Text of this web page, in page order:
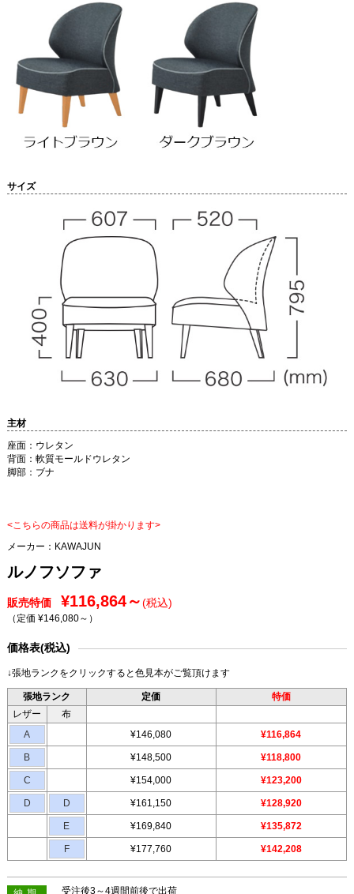
サイズ
主材
座面：ウレタン
背面：軟質モールドウレタン
脚部：ブナ
<こちらの商品は送料が掛かります>
メーカー： KAWAJUN
ルノフソファ
販売特価 ¥116,864～(税込)
（定価 ¥146,080～ ）
価格表(税込)
↓張地ランクをクリックすると色見本がご覧頂けます
張地ランク 定価
特価
レザー
布
A
¥146,080 ¥116,864
B ¥148,500 ¥118,800
C ¥154,000 ¥123,200
D D ¥161,150 ¥128,920
E ¥169,840 ¥135,872
F ¥177,760 ¥142,208
受注後3～4週間前後で出荷